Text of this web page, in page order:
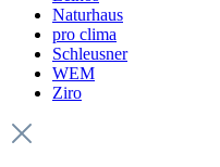
Naturhaus
pro clima
Schleusner
WEM
Ziro